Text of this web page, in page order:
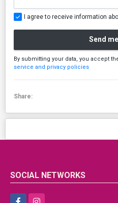
I agree to receive information
Send
By submitting your data, you accept
service and privacy policies
Share:
SOCIAL NETWORKS
FacebookInstagram